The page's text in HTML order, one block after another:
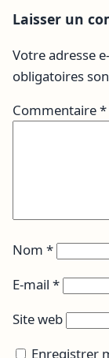
Laisser un
Votre adresse
obligatoires
Commentaire*
Nom *
E-mail *
Site web
Enregistrer